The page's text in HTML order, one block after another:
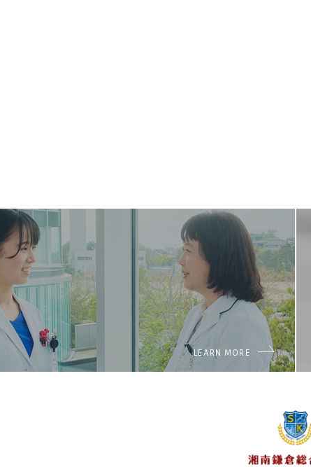
LEARN MORE